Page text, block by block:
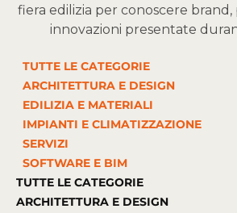
fiera edilizia per conoscere brand,
innovazioni presentate
TUTTE LE CATEGORIE
ARCHITETTURA E DESIGN
EDILIZIA E MATERIALI
IMPIANTI E CLIMATIZZAZIONE
SERVIZI
SOFTWARE E BIM
TUTTE LE CATEGORIE
ARCHITETTURA E DESIGN